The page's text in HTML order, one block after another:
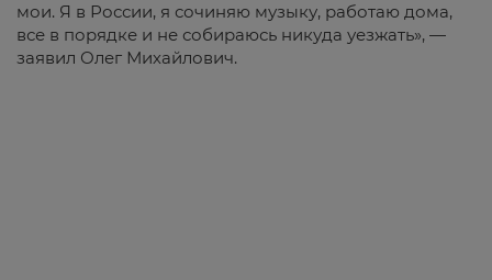
мои. Я в России, я сочиняю музыку, работаю дома,
все в порядке и не собираюсь никуда уезжать», —
заявил Олег Михайлович.